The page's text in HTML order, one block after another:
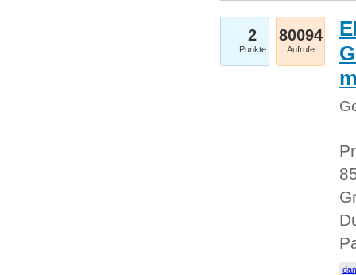
2
Punkte
80094
Aufrufe